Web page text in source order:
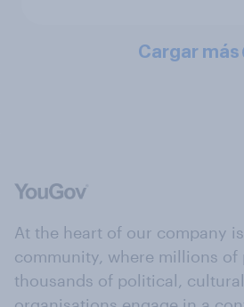
Cargar más
At the heart of our company
community, where millions of
thousands of political,